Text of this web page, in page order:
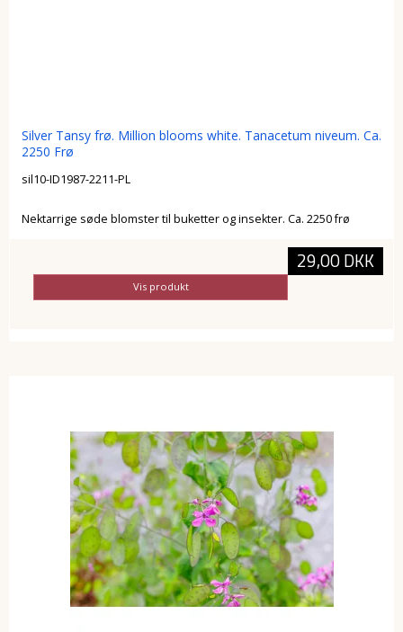
Silver Tansy frø. Million blooms white. Tanacetum niveum. Ca.
2250 Frø
sil10-ID1987-2211-PL
Nektarrige søde blomster til buketter og insekter. Ca. 2250 frø
29,00 DKK
Vis produkt